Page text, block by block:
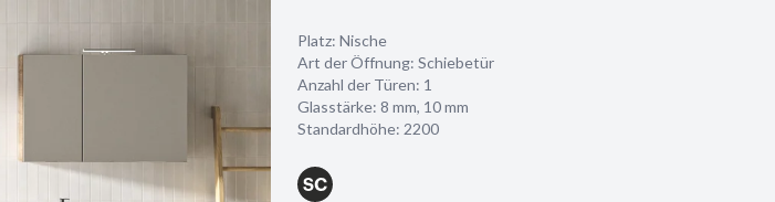
Platz: Nische
Art der Öffnung: Schiebetür
Anzahl der Türen: 1
Glasstärke: 8 mm, 10 mm
Standardhöhe: 2200